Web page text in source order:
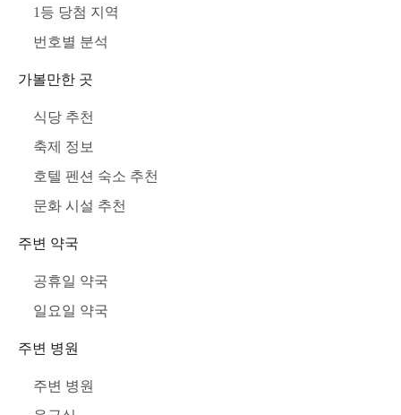
1등 당첨 지역
번호별 분석
가볼만한 곳
식당 추천
축제 정보
호텔 펜션 숙소 추천
문화 시설 추천
주변 약국
공휴일 약국
일요일 약국
주변 병원
주변 병원